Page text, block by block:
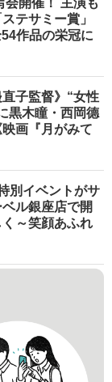
会開催！ 主演も
テサミー賞」
作品の栄冠に
直子監督》“女性
黒木瞳・西岡德
画『月がみて
別イベントがサ
ル銀座店で開
～笑顔あふれ